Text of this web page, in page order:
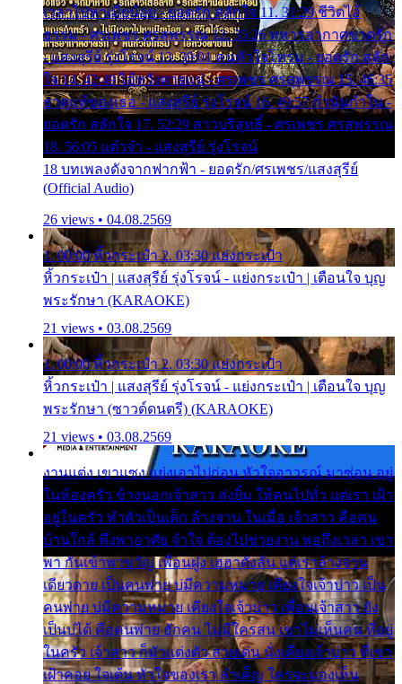
เวลาไปหาเมียน้อย - ยอดรัก สลักใจ 11. 31:29 ชีวิตไอ้
ธรรม - ศรเพชร ศรสุพรรณ 12. 35:26 ทหารอากาศขาดรัก
- แสงสุรีย์ รุ่งโรจน์ 13. 39:01 คนหัวใจโทรม - ยอดรัก สลัก
ใจ 14. 42:49 ไอ้หวังตายแน่ - ศรเพชร ศรสุพรรณ 15. 46:35
ธาตุแท้ของเธอ - แสงสุรีย์ รุ่งโรจน์ 16. 49:57 กำนันกำใน -
ยอดรัก สลักใจ 17. 52:29 สาวบริสุทธิ์ - ศรเพชร ศรสุพรรณ
18. 56:05 แต๋วจ๋า - แสงสุรีย์ รุ่งโรจน์
18 บทเพลงดังจากฟากฟ้า - ยอดรัก/ศรเพชร/แสงสุรีย์
(Official Audio)
26 views • 04.08.2569
1. 00:00 หิ้วกระเป๋า 2. 03:30 แย่งกระเป๋า
หิ้วกระเป๋า | แสงสุรีย์ รุ่งโรจน์ - แย่งกระเป๋า | เตือนใจ บุญ
พระรักษา (KARAOKE)
21 views • 03.08.2569
1. 00:00 หิ้วกระเป๋า 2. 03:30 แย่งกระเป๋า
หิ้วกระเป๋า | แสงสุรีย์ รุ่งโรจน์ - แย่งกระเป๋า | เตือนใจ บุญ
พระรักษา (ซาวด์ดนตรี) (KARAOKE)
21 views • 03.08.2569
งานแต่ง เขาแซง แย่งเอาไปก่อน หัวใจอาวรณ์ มาซ่อน อยู่
ในห้องครัว ข้างนอกเจ้าสาว ส่งยิ้ม ให้คนไปทั่ว แต่เรา เฝ้า
อยู่ในครัว ทำตัวเป็นเด็ก ล้างจาน ในเมื่อ เจ้าสาว คือคน
บ้านใกล้ พึ่งพาอาศัย จำใจ ต้องไปช่วยงาน พอถึงเวลา เขา
พา กันเข้าพาขวัญ เพื่อนฝูง เฮฮาดังลั่น แต่เราล้างจาน
เดียวดาย เป็นคนพ่าย บ่มีความหมาย เคียงใจเจ้าบ่าว เป็น
คนพ่าย บ่มีความหมาย เคียงใจเจ้าบ่าว เพื่อนเจ้าสาว ยัง
เป็นบ่ได้ คือคนพ่าย ฮักคน ไม่มีใครสน เขาไม่เห็นคน ที่อยู่
ในครัว เจ้าสาว ก็มัวแต่งตัว สวยเด่น นั่งเคียงเจ้าบ่าว ที่เขา
เฝ้าคอย ใจเต้น หัวใจของเรา ลำเค็ญ ใครจะมองเห็น